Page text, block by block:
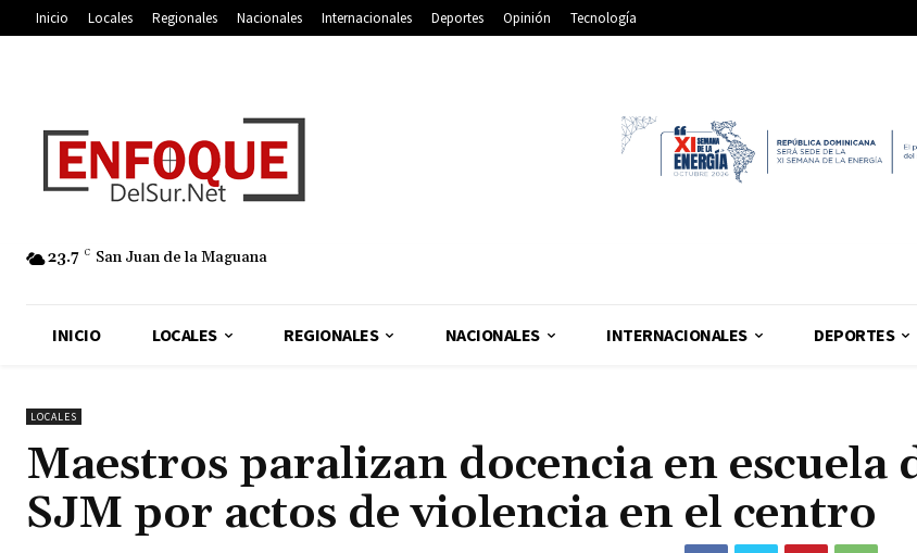
Inicio Locales Regionales Nacionales Internacionales Deportes Opinión Tecnología
23.7 C San Juan de la Maguana
INICIO LOCALES REGIONALES NACIONALES INTERNACIONALES DEPORTES
LOCALES
Maestros paralizan docencia en escuela
SJM por actos de violencia en el centro